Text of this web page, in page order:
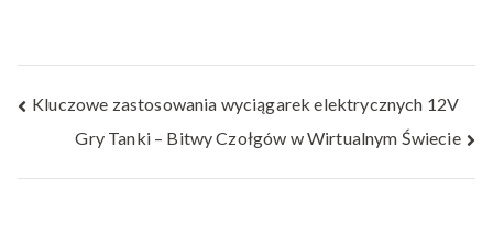
Nawigacja
wpisu
Kluczowe zastosowania wyciągarek elektrycznych 12V
Gry Tanki – Bitwy Czołgów w Wirtualnym Świecie